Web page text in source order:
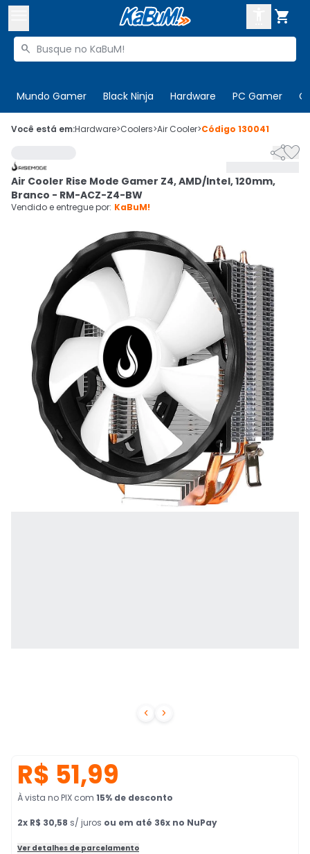

Buscar produtos

Mundo Gamer Black Ninja Hardware PC Gamer
 Olá. Acesse sua conta
Cupons
Ativar tradutor em libras
CADASTRE-SE
Você está em:Hardware>Coolers>Air Cooler>Código 130041
 

Air Cooler Rise Mode Gamer Z4, AMD/Intel, 120mm,
Branco - RM-ACZ-Z4-BW
Vendido e entregue por: KaBuM!
R$ 51,99
À vista no PIX com 15% de desconto
2x R$ 30,58 s/ juros ou em até 36x no NuPay
Ver detalhes de parcelamento